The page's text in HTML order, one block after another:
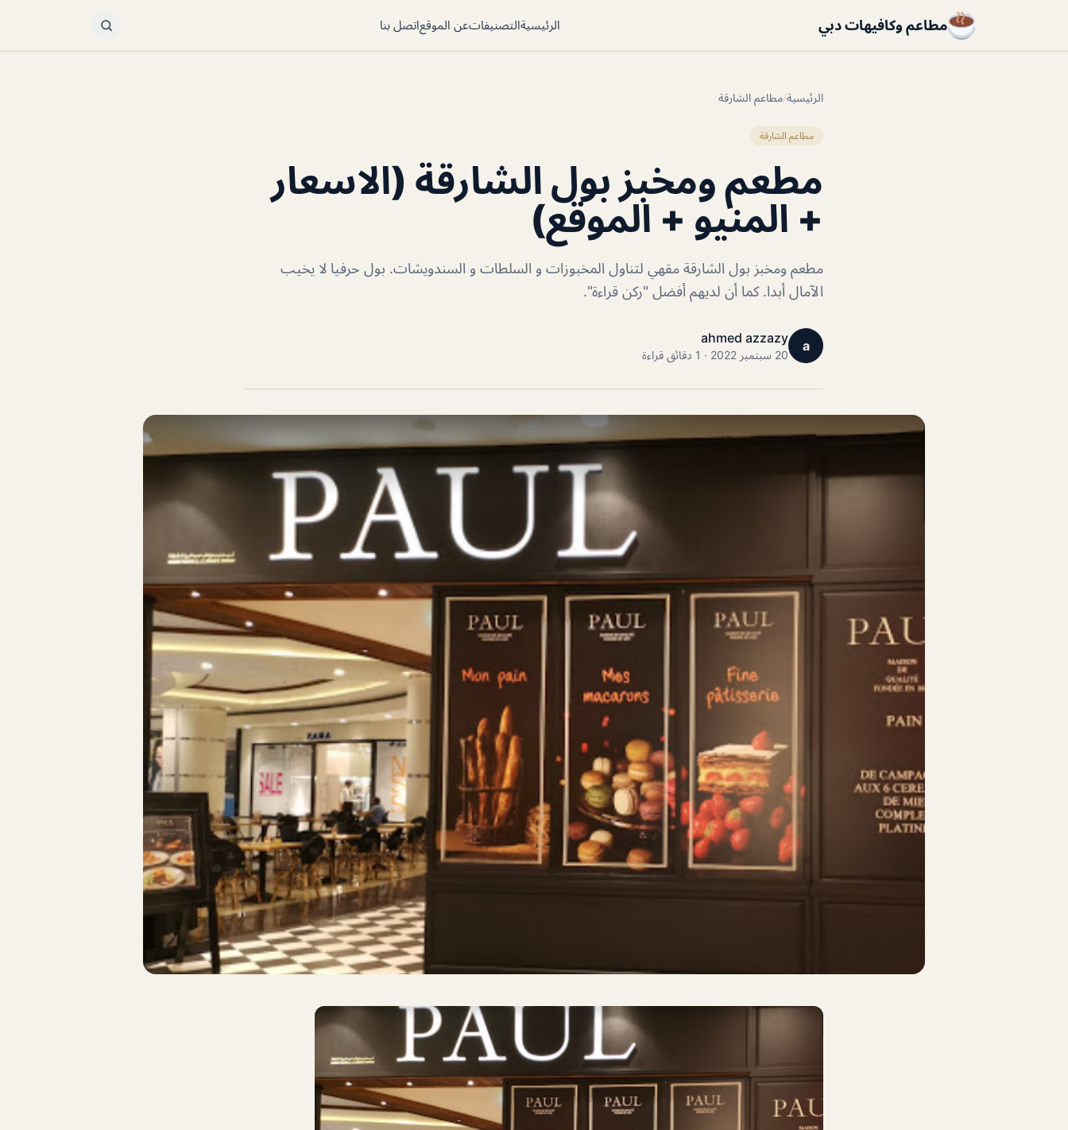
مطاعم وكافيهات دبي الرئيسيةالتصنيفاتعن الموقعاتصل بنا
الرئيسية/مطاعم الشارقة
مطاعم الشارقة
مطعم ومخبز بول الشارقة (الاسعار
+ المنيو + الموقع)
مطعم ومخبز بول الشارقة مقهي لتناول المخبوزات و السلطات و السندويشات. بول حرفيا لا يخيب
الآمال أبدا. كما أن لديهم أفضل "ركن قراءة".
a
ahmed azzazy
20 سبتمبر 2022 · 1 دقائق قراءة